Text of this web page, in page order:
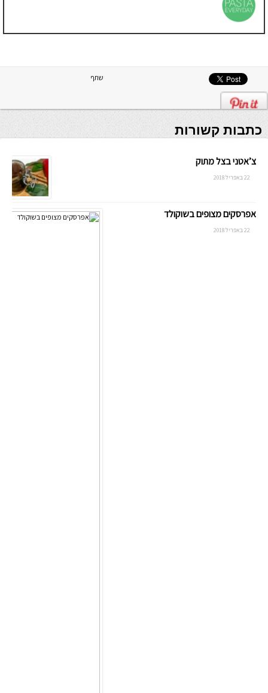
שתף
כתבות קשורות
צ’אטני בצל מתוק
22 באפריל 2018
אפרסקים מצופים בשוקולד
22 באפריל 2018